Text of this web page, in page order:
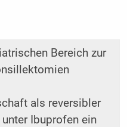
Bereich zur
als reversibler
Ibuprofen ein